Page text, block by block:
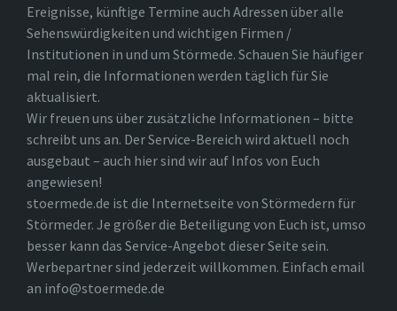
Ereignisse, künftige Termine auch Adressen über alle
Sehenswürdigkeiten und wichtigen Firmen /
Institutionen in und um Störmede. Schauen Sie häufiger
mal rein, die Informationen werden täglich für Sie
aktualisiert.
Wir freuen uns über zusätzliche Informationen – bitte
schreibt uns an. Der Service-Bereich wird aktuell noch
ausgebaut – auch hier sind wir auf Infos von Euch
angewiesen!
stoermede.de ist die Internetseite von Störmedern für
Störmeder. Je größer die Beteiligung von Euch ist, umso
besser kann das Service-Angebot dieser Seite sein.
Werbepartner sind jederzeit willkommen. Einfach email
an info@stoermede.de